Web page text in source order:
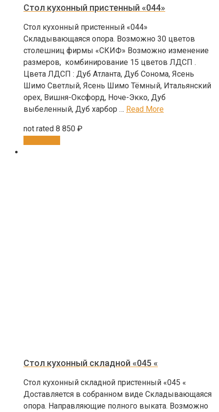
Стол кухонный пристенный «044»
Стол кухонный пристенный «044»
Складывающаяся опора. Возможно 30 цветов
столешниц фирмы «СКИФ» Возможно изменение
размеров, комбинирование 15 цветов ЛДСП .
Цвета ЛДСП : Дуб Атланта, Дуб Сонома, Ясень
Шимо Светлый, Ясень Шимо Тёмный, Итальянский
орех, Вишня-Оксфорд, Ноче-Экко, Дуб
выбеленный, Дуб харбор … Read More
not rated 8 850 ₽
Стол кухонный складной «045 «
Стол кухонный складной пристенный «045 «
Доставляется в собранном виде Складывающаяся
опора. Направляющие полного выката. Возможно